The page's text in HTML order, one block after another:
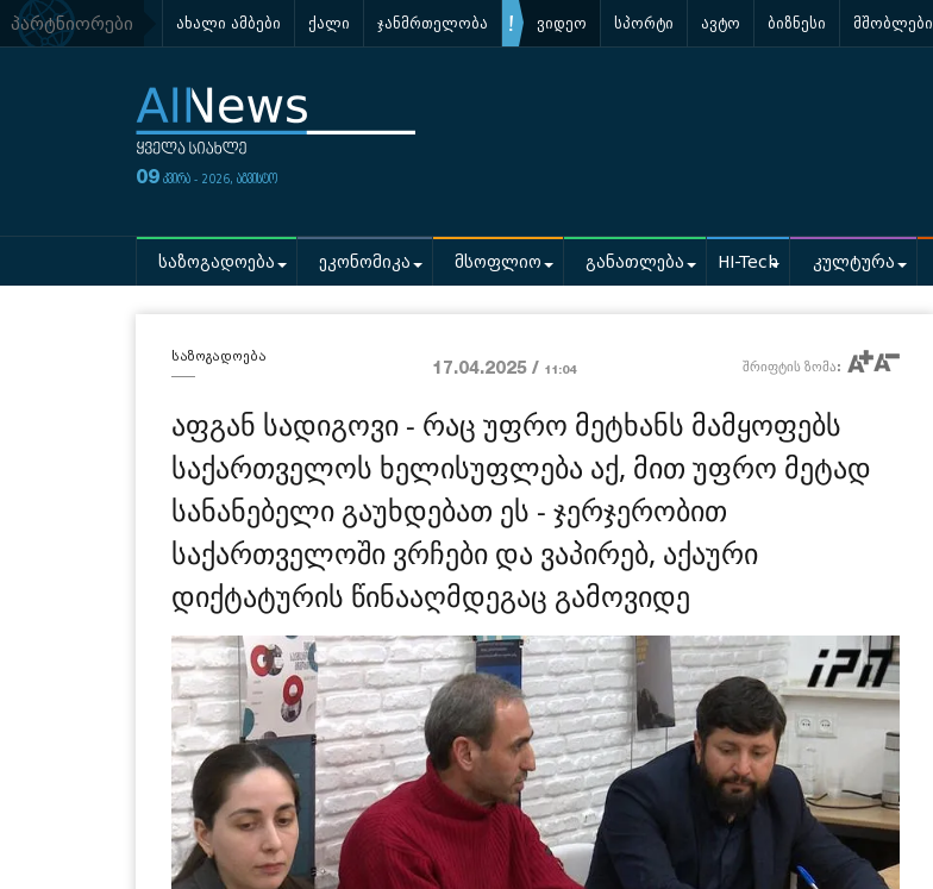
პარტნიორები ახალი ამბები ქალი ჯანმრთელობა ვიდეო სპორტი ავტო ბიზნესი მშობლები
09 კვირა - 2026, აგვისტო
საზოგადოება ეკონომიკა მსოფლიო განათლება HI-Tech კულტურა
საზოგადოება
17.04.2025 / 11:04 შრიფტის ზომა:
აფგან სადიგოვი - რაც უფრო მეტხანს მამყოფებს
საქართველოს ხელისუფლება აქ, მით უფრო მეტად
სანანებელი გაუხდებათ ეს - ჯერჯერობით
საქართველოში ვრჩები და ვაპირებ, აქაური
დიქტატურის წინააღმდეგაც გამოვიდე